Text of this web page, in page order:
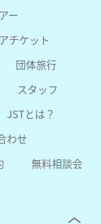
ー
チケット
団体旅行
スタッフ
JSTとは？
わせ
無料相談会